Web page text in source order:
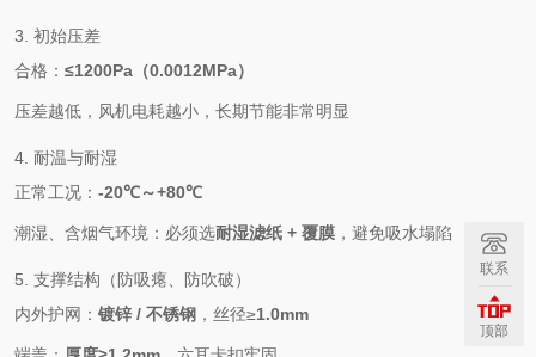
3. 初始压差
合格： ≤1200Pa（0.0012MPa）
压差越低，风机电耗越小，长期节能非常明显
4. 耐温与耐湿
正常工况： -20℃～+80℃
潮湿、含烟气环境：必须选耐湿滤纸 + 覆膜 ，避免吸水塌陷
5. 支撑结构（防吸瘪、防吹破）
内外护网： 镀锌 / 不锈钢 ，丝径≥1.0mm
联系
顶部